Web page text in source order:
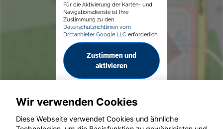
Für die Aktivierung der Karten- und
Navigationsdienste ist Ihre
Zustimmung zu den
Datenschutzrichtlinien vom
Drittanbieter Google LLC erforderlich.
Zustimmen und
aktivieren
Wir verwenden Cookies
Diese Webseite verwendet Cookies und ähnliche